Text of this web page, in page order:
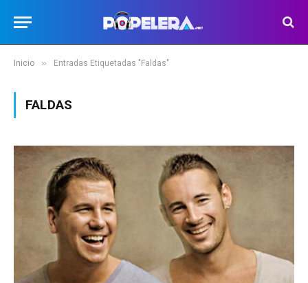
Inicio » Entradas Etiquetadas "Faldas"
FALDAS